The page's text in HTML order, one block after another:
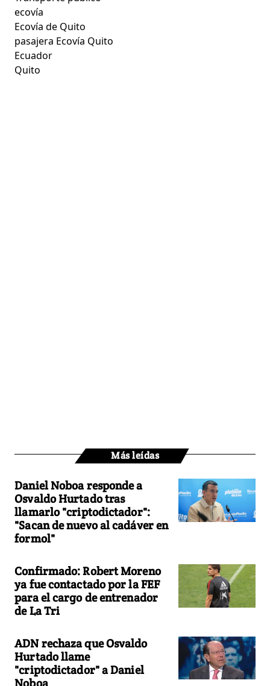
ecovía
Ecovía de Quito
pasajera Ecovía Quito
Ecuador
Quito
Más leídas
Daniel Noboa responde a
Osvaldo Hurtado tras
llamarlo "criptodictador":
"Sacan de nuevo al cadáver en
formol"
Confirmado: Robert Moreno
ya fue contactado por la FEF
para el cargo de entrenador
de La Tri
ADN rechaza que Osvaldo
Hurtado llame
"criptodictador" a Daniel
Noboa